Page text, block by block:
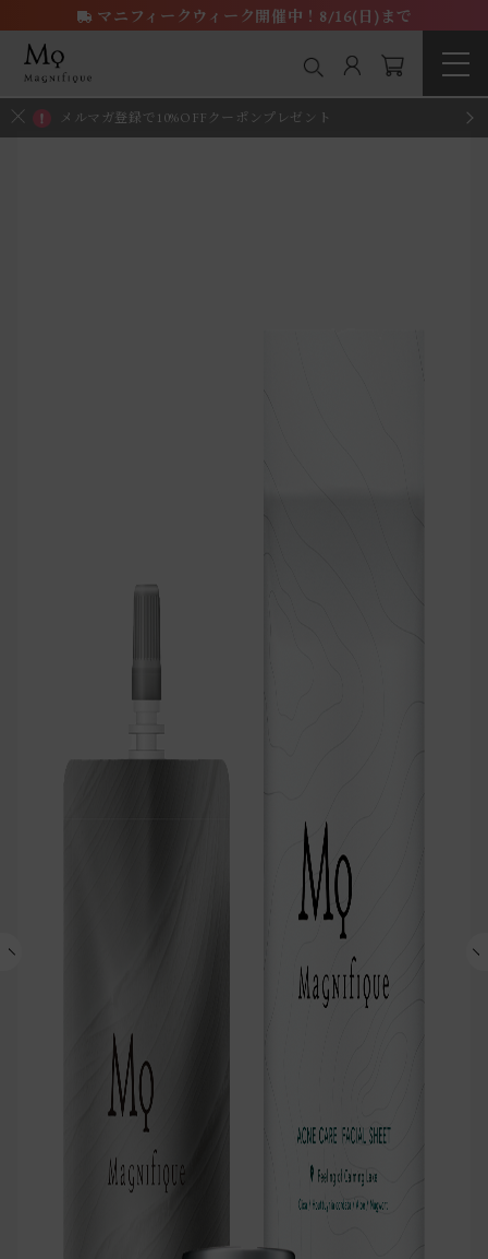
メルマガ登録で10%OFFクーポンプレゼント
マニフィークウィーク開催中！8/16(日)まで